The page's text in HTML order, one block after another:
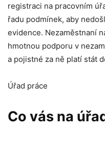
registraci na pracovním
řadu podmínek, aby
evidence. Nezaměstnaní
hmotnou podporu v
a pojistné za ně platí stát
Úřad práce
Co vás na